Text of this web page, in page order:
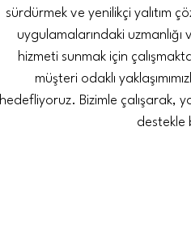
sürdürmek ve yenilikçi yalıtım
uygulamalarındaki
hizmeti sunmak için
müşteri odaklı
hedefliyoruz. Bizimle çalışarak,
destekle